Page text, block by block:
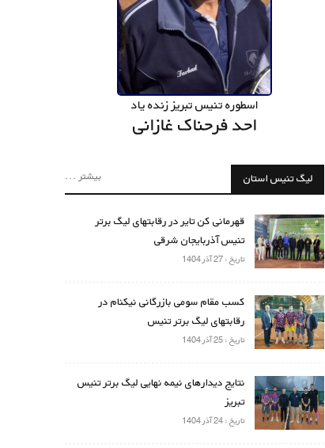
اسطوره تنیس تبریز زنده یاد
احد فرحناک غازانی
لیگ تنیس استان بیشتر ...
قهرمانی کن تایر در رقابتهای لیگ برتر
تنیس آذربایجان شرقی
تاریخ : 27 آذر 1404
کسب مقام سومی بازرگانی نیکنام در
رقابتهای لیگ برتر تنیس
تاریخ : 25 آذر 1404
نتایج دیدارهای نیمه نهایی لیگ برتر تنیس
تبریز
تاریخ : 24 آذر 1404